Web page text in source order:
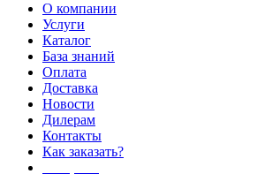
О компании
Услуги
Каталог
База знаний
Оплата
Доставка
Новости
Дилерам
Контакты
Как заказать?